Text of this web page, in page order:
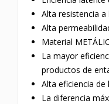
Alta resistencia a
Alta
Material
La mayor
productos de
Alta eficiencia de
La diferencia